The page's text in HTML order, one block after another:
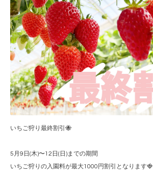
いちご狩り最終割引🐝
5月9日(木)〜12日(日)までの期間
いちご狩りの入園料が最大1000円割引となります🍓